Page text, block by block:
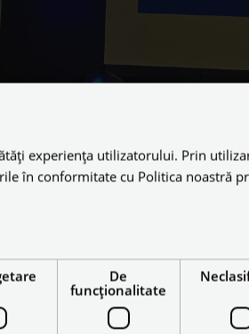
Forum, a
experiența utilizatorului. Prin
în conformitate cu Politica noastră
De
funcţionalitate